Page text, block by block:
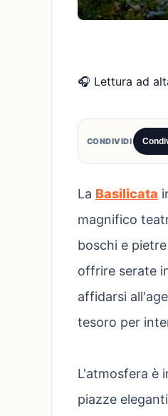
🎧 Lettura ad
CONDIVIDI
La Basilicata
magnifico
boschi e
offrire serate
affidarsi
tesoro per
L'atmosfera è
piazze